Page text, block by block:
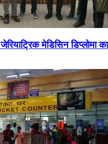
मेडिसिन डिप्लोमा